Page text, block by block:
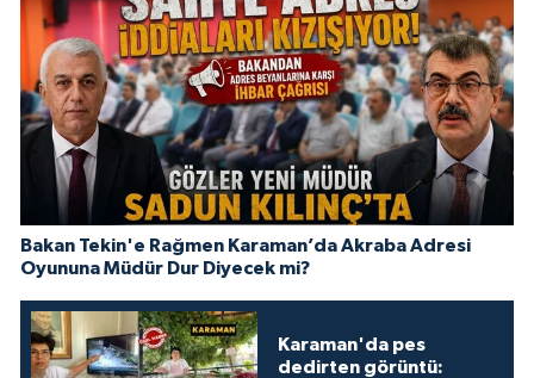
Bakan Tekin'e Rağmen Karaman’da Akraba Adresi
Oyununa Müdür Dur Diyecek mi?
Karaman'da pes
dedirten görüntü: